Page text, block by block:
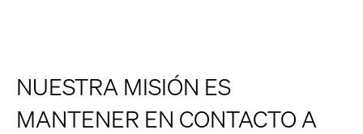
NUESTRA MISIÓN ES
MANTENER EN CONTACTO A